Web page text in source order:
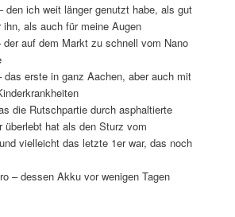
den ich weit länger genutzt habe, als gut
ihn, als auch für meine Augen
auf dem Markt zu schnell vom Nano
das erste in ganz Aachen, aber auch mit
die Rutschpartie durch asphaltierte
überlebt hat als den Sturz vom
vielleicht das letzte 1er war, das noch
– dessen Akku vor wenigen Tagen